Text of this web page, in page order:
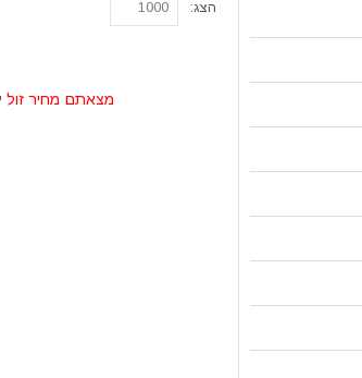
הצג:
מצאתם מחיר זול